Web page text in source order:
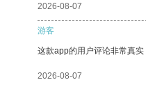
2026-08-07
游客
这款app的用户评论非常真实
2026-08-07